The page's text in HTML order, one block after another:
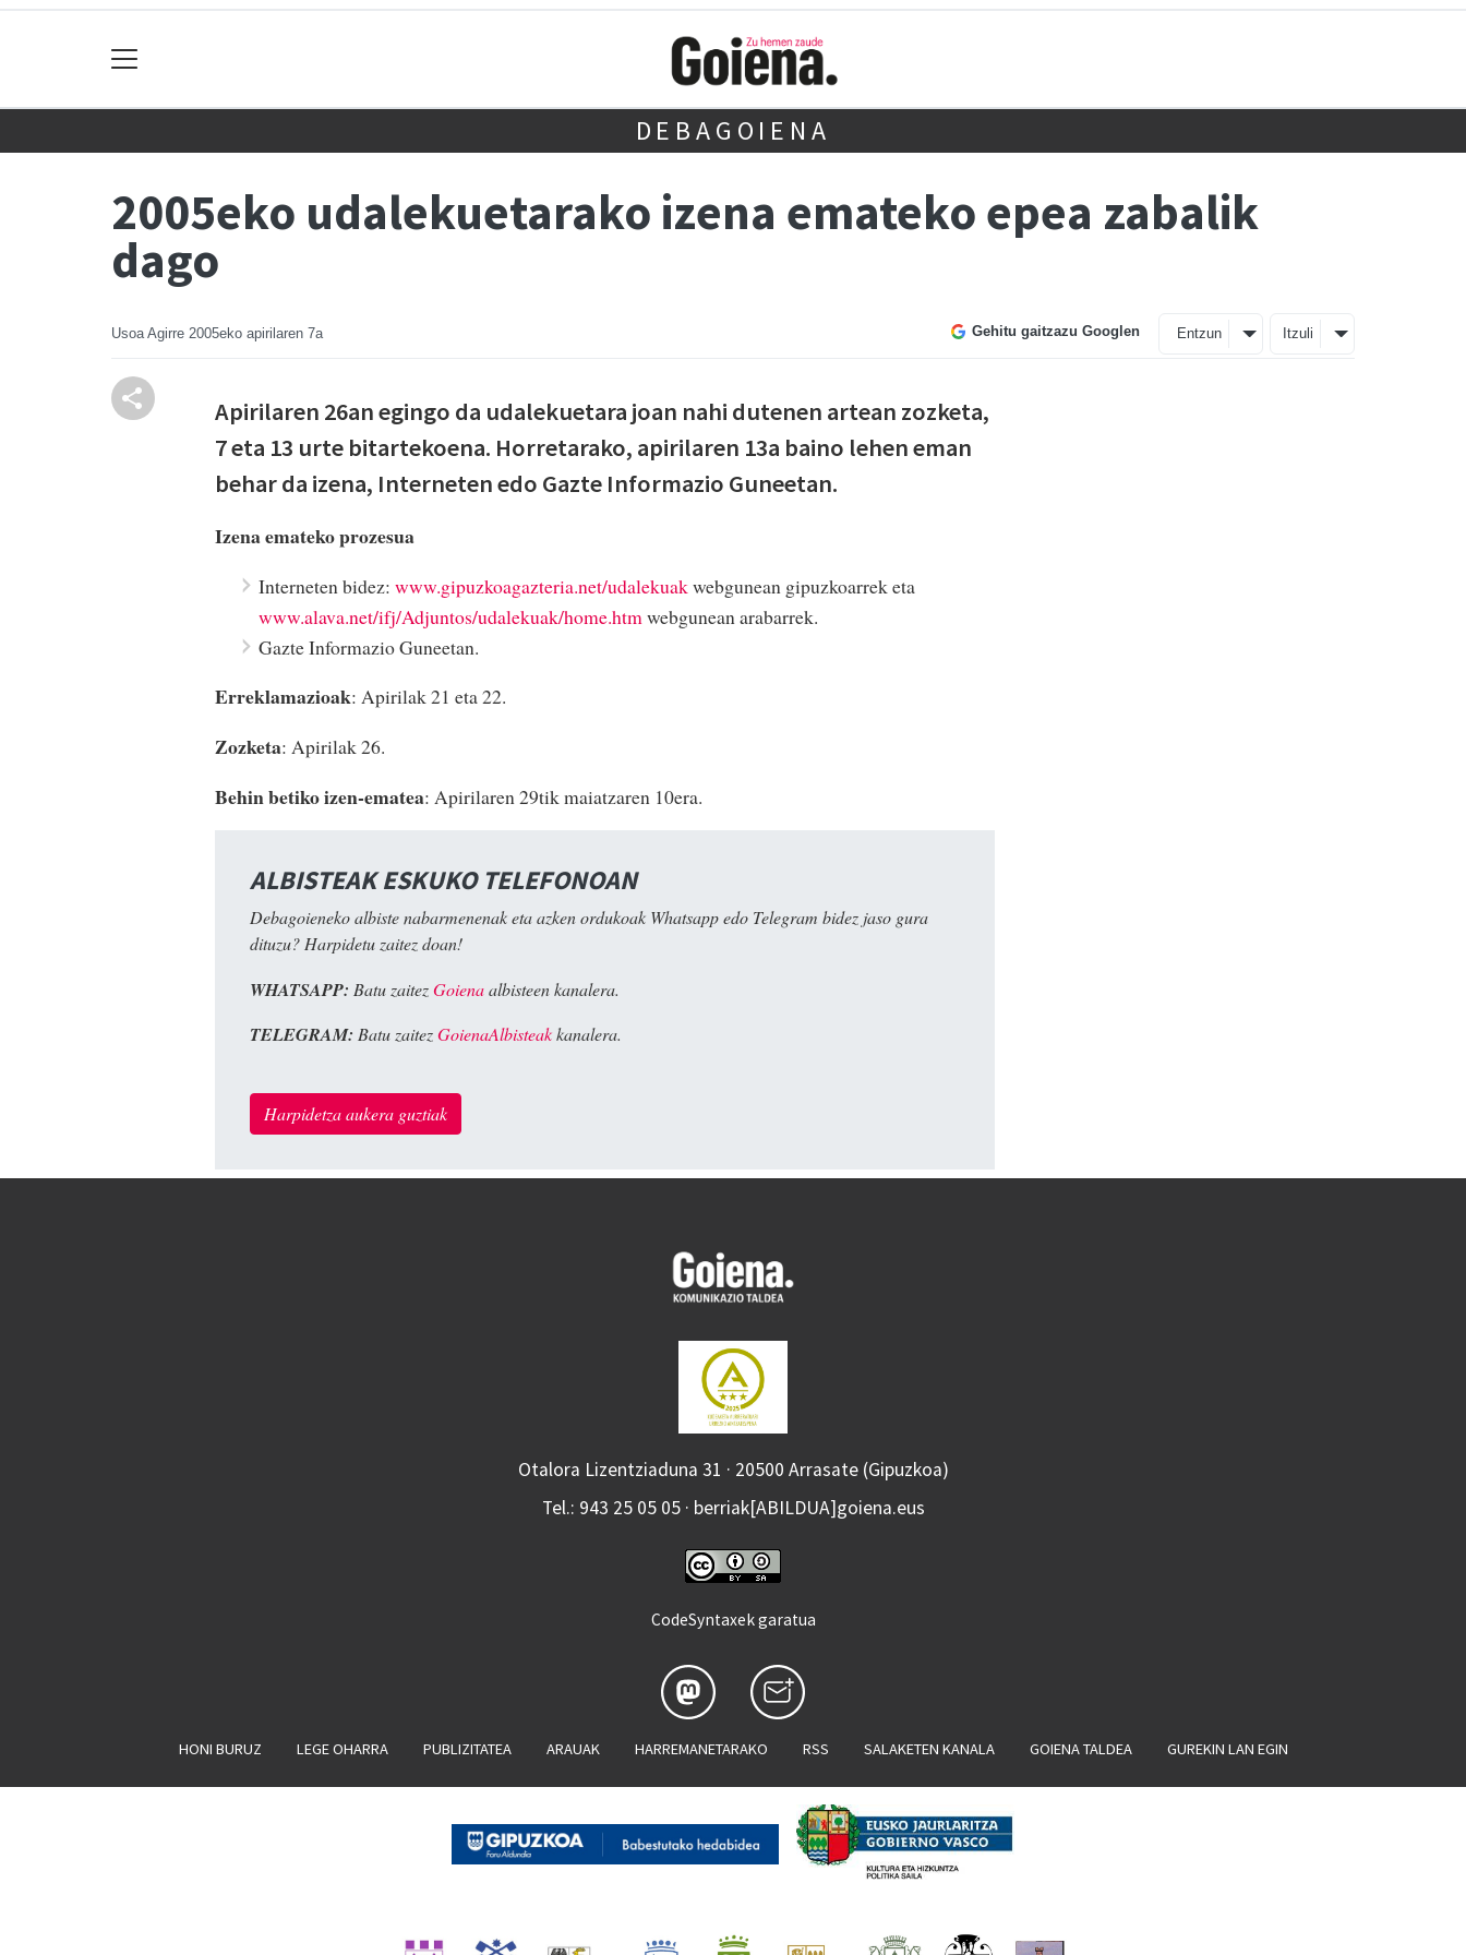
DEBAGOIENA
2005eko udalekuetarako izena emateko epea zabalik
dago
Usoa Agirre 2005eko apirilaren 7a Gehitu gaitzazu Googlen Entzun Itzuli
Apirilaren 26an egingo da udalekuetara joan nahi dutenen artean zozketa,
7 eta 13 urte bitartekoena. Horretarako, apirilaren 13a baino lehen eman
behar da izena, Interneten edo Gazte Informazio Guneetan.
Izena emateko prozesua
Interneten bidez: www.gipuzkoagazteria.net/udalekuakwebgunean gipuzkoarrek eta
www.alava.net/ifj/Adjuntos/udalekuak/home.htmwebgunean arabarrek.
Gazte Informazio Guneetan.
Erreklamazioak: Apirilak 21 eta 22.
Zozketa: Apirilak 26.
Behin betiko izen-ematea: Apirilaren 29tik maiatzaren 10era.
ALBISTEAK ESKUKO TELEFONOAN
Debagoieneko albiste nabarmenenak eta azken ordukoak Whatsapp edo Telegram bidez jaso gura
dituzu? Harpidetu zaitez doan!
WHATSAPP: Batu zaitezGoienaalbisteen kanalera.
TELEGRAM: Batu zaitezGoienaAlbisteakkanalera.
Harpidetza aukera guztiak
Otalora Lizentziaduna 31 · 20500 Arrasate (Gipuzkoa)
Tel.: 943 25 05 05 · berriak[ABILDUA]goiena.eus
CodeSyntaxek garatua
HONI BURUZ LEGE OHARRA PUBLIZITATEA ARAUAK HARREMANETARAKO RSS SALAKETEN KANALA GOIENA TALDEA GUREKIN LAN EGIN